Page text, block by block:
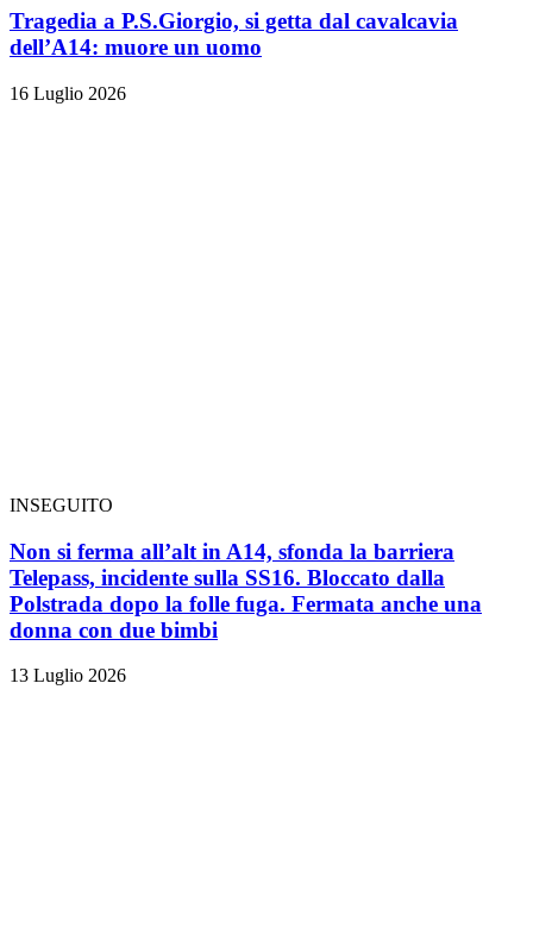
Tragedia a P.S.Giorgio, si getta dal cavalcavia
dell’A14: muore un uomo
16 Luglio 2026
INSEGUITO
Non si ferma all’alt in A14, sfonda la barriera
Telepass, incidente sulla SS16. Bloccato dalla
Polstrada dopo la folle fuga. Fermata anche una
donna con due bimbi
13 Luglio 2026